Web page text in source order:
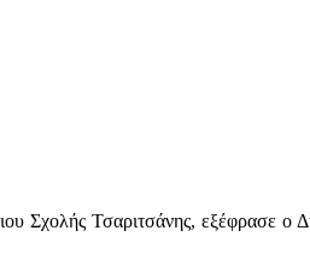
Σχολής Τσαριτσάνης, εξέφρασε